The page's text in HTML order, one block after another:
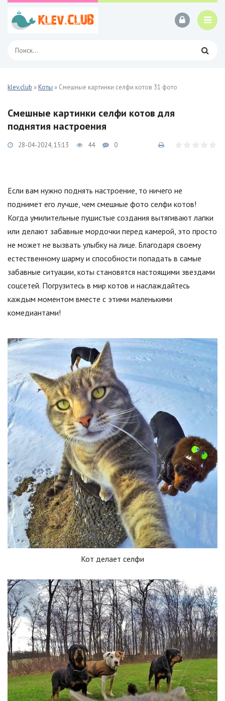
klev.club »Коты » Смешные картинки селфи котов 31 фото
Смешные картинки селфи котов для
поднятия настроения
28-04-2024, 15:13 44 0
Если вам нужно поднять настроение, то ничего не
поднимет его лучше, чем смешные фото селфи котов!
Когда умилительные пушистые создания вытягивают лапки
или делают забавные мордочки перед камерой, это просто
не может не вызвать улыбку на лице. Благодаря своему
естественному шарму и способности попадать в самые
забавные ситуации, коты становятся настоящими звездами
соцсетей. Погрузитесь в мир котов и наслаждайтесь
каждым моментом вместе с этими маленькими
комедиантами!
Кот делает селфи